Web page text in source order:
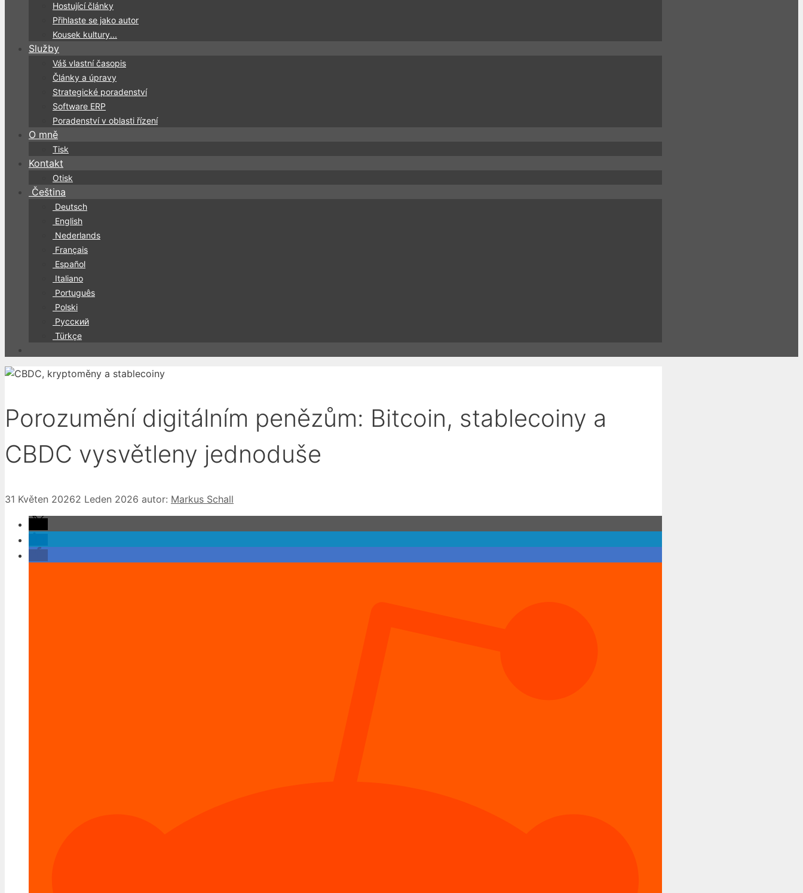
Hostující články
Přihlaste se jako autor
Kousek kultury...
Služby
Váš vlastní časopis
Články a úpravy
Strategické poradenství
Software ERP
Poradenství v oblasti řízení
O mně
Tisk
Kontakt
Otisk
Čeština
Deutsch
English
Nederlands
Français
Español
Italiano
Português
Polski
Русский
Türkçe
Porozumění digitálním penězům: Bitcoin, stablecoiny a
CBDC vysvětleny jednoduše
31 Květen 20262 Leden 2026 autor: Markus Schall